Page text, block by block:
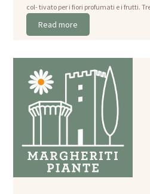
col- tivato per i fiori profumati e i frutti.
Read more